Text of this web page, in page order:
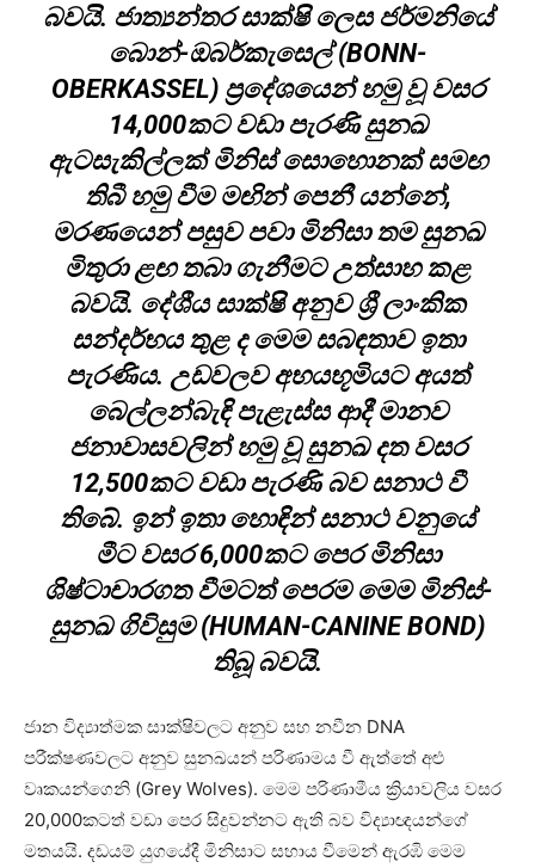
බවයි. ජාත්‍යන්තර සාක්ෂි ලෙස ජර්මනියේ
බොන්-ඔබර්කැසෙල් (BONN-
OBERKASSEL) ප්‍රදේශයෙන් හමු වූ වසර
14,000කට වඩා පැරණි සුනඛ
ඇටසැකිල්ලක් මිනිස් සොහොනක් සමඟ
තිබී හමු වීම මඟින් පෙනී යන්නේ,
මරණයෙන් පසුව පවා මිනිසා තම සුනඛ
මිතුරා ළඟ තබා ගැනීමට උත්සාහ කළ
බවයි. දේශීය සාක්ෂි අනුව ශ්‍රී ලාංකික
සන්දර්භය තුළ ද මෙම සබඳතාව ඉතා
පැරණිය. උඩවලව අභයභූමියට අයත්
බෙල්ලන්බැඳි පැළැස්ස ආදී මානව
ජනාවාසවලින් හමු වූ සුනඛ දත වසර
12,500කට වඩා පැරණි බව සනාථ වී
තිබේ. ඉන් ඉතා හොඳින් සනාථ වනුයේ
මීට වසර 6,000කට පෙර මිනිසා
ශිෂ්ටාචාරගත වීමටත් පෙරම මෙම මිනිස්-
සුනඛ ගිවිසුම (HUMAN-CANINE BOND)
තිබූ බවයි.
ජාන විද්‍යාත්මක සාක්ෂිවලට අනුව සහ නවීන DNA
පරීක්ෂණවලට අනුව සුනඛයන් පරිණාමය වී ඇත්තේ අළු
වෘකයන්ගෙනි (Grey Wolves). මෙම පරිණාමීය ක්‍රියාවලිය වසර
20,000කටත් වඩා පෙර සිදුවන්නට ඇති බව විද්‍යාඥයන්ගේ
මතයයි. දඩයම් යුගයේදී මිනිසාට සහාය වීමෙන් ඇරඹි මෙම